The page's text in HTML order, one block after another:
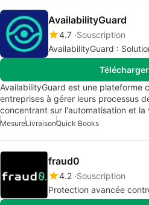
AvailabilityGuard
4.7 Souscription
AvailabilityGuard :
AvailabilityGuard est une plateforme
entreprises à gérer leurs processus
concentrant sur l'automatisation et
MesureLivraisonQuick Books
fraud0
4.2 Souscription
Protection avancée